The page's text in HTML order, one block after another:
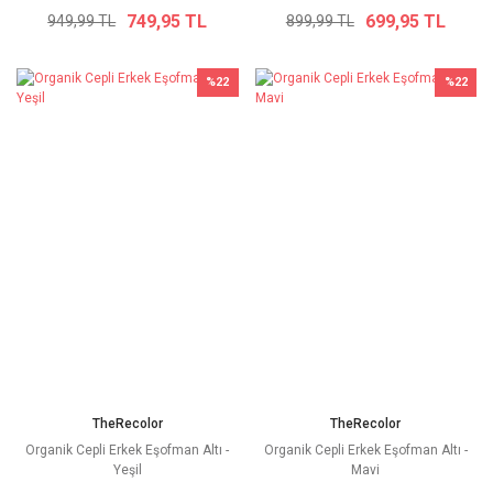
949,99 TL 749,95 TL 899,99 TL 699,95 TL
%22
TheRecolor
Organik Cepli Erkek Eşofman Altı -
Yeşil
%22
TheRecolor
Organik Cepli Erkek Eşofman Altı -
Mavi